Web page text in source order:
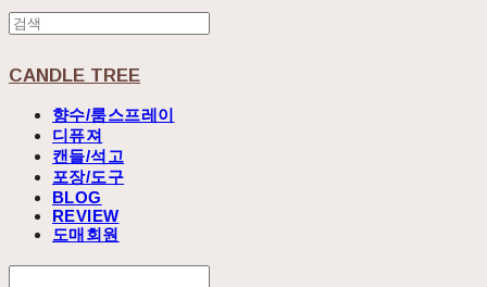
CANDLE TREE
향수/룸스프레이
디퓨져
캔들/석고
포장/도구
BLOG
REVIEW
도매회원